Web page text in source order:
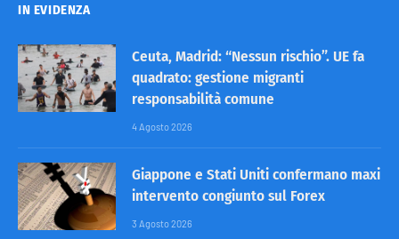
IN EVIDENZA
Ceuta, Madrid: “Nessun rischio”. UE fa
quadrato: gestione migranti
responsabilità comune
4 Agosto 2026
Giappone e Stati Uniti confermano maxi
intervento congiunto sul Forex
3 Agosto 2026